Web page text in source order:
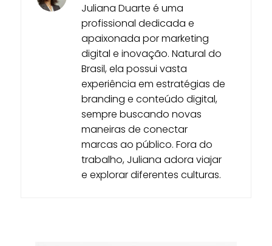
Juliana Duarte é uma
profissional dedicada e
apaixonada por marketing
digital e inovação. Natural do
Brasil, ela possui vasta
experiência em estratégias de
branding e conteúdo digital,
sempre buscando novas
maneiras de conectar
marcas ao público. Fora do
trabalho, Juliana adora viajar
e explorar diferentes culturas.